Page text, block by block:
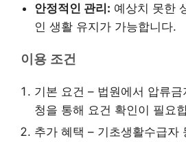
안정적인 관리: 예상치 못한
인 생활 유지가 가능합니다.
이용 조건
기본 요건 – 법원에서 압류
청을 통해 요건 확인이 필요
추가 혜택 – 기초생활수급자